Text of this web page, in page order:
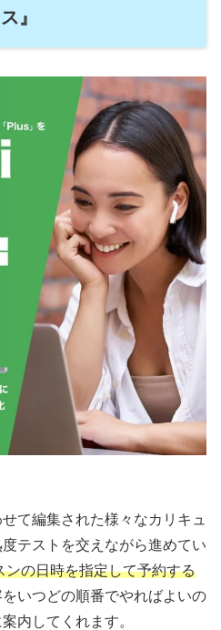
』
て編集された様々なカリキュ
テストを交えながら進めてい
ンの日時を指定して予約する
いつどの順番でやればよいの
内してくれます。